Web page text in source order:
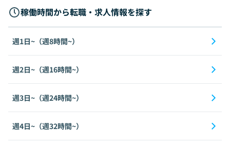
稼働時間から転職・求人情報を探す
週1日~（週8時間~）
週2日~（週16時間~）
週3日~（週24時間~）
週4日~（週32時間~）